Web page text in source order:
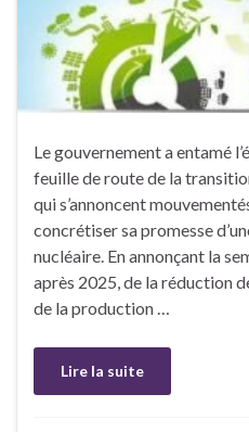
Le gouvernement a entamé
feuille de route de la
qui s’annoncent
concrétiser sa promesse
nucléaire. En annonçant la
après 2025, de la réduction
de la production …
Lire la suite